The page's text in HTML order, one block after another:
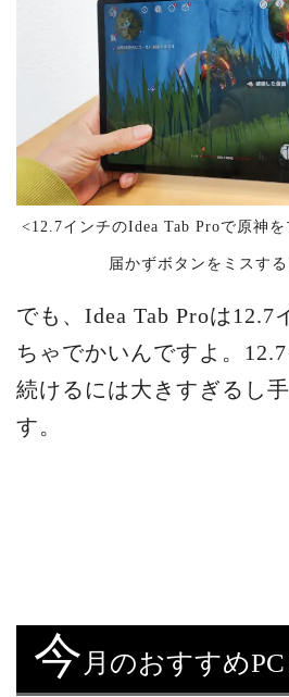
<12.7インチのIdea Tab Proで原神
届かずボタンをミスす
でも、Idea Tab Proは12.7
ちゃでかいんですよ。
続けるには大きすぎるし
す。
今 月のおすすめ